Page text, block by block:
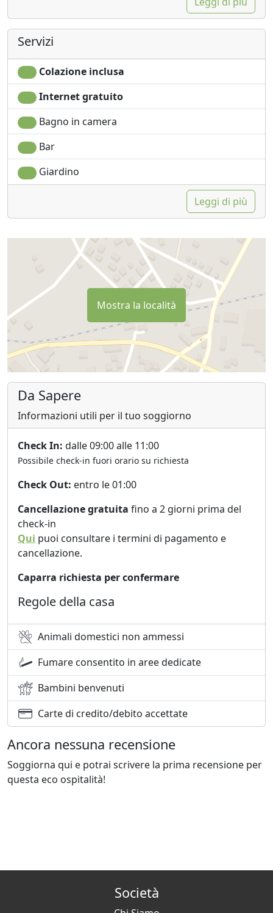
Servizi
Colazione inclusa
Internet gratuito
Bagno in camera
Bar
Giardino
Leggi di più
Mostra la località
Da Sapere
Informazioni utili per il tuo soggiorno
Check In: dalle 09:00 alle 11:00
Possibile check-in fuori orario su richiesta
Check Out: entro le 01:00
Cancellazione gratuita fino a 2 giorni prima del
check-in
Qui puoi consultare i termini di pagamento e
cancellazione.
Caparra richiesta per confermare
Regole della casa
Animali domestici non ammessi
Fumare consentito in aree dedicate
Bambini benvenuti
Carte di credito/debito accettate
Ancora nessuna recensione
Soggiorna qui e potrai scrivere la prima recensione per
questa eco ospitalità!
Società